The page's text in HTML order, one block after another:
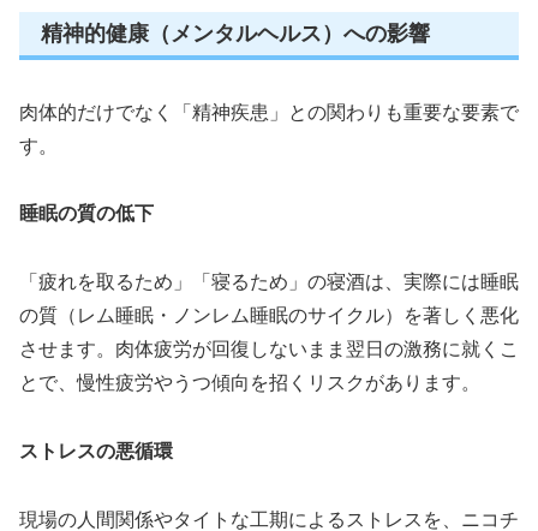
精神的健康（メンタルヘルス）への影響
肉体的だけでなく「精神疾患」との関わりも重要な要素で
す。
睡眠の質の低下
「疲れを取るため」「寝るため」の寝酒は、実際には睡眠
の質（レム睡眠・ノンレム睡眠のサイクル）を著しく悪化
させます。肉体疲労が回復しないまま翌日の激務に就くこ
とで、慢性疲労やうつ傾向を招くリスクがあります。
ストレスの悪循環
現場の人間関係やタイトな工期によるストレスを、ニコチ